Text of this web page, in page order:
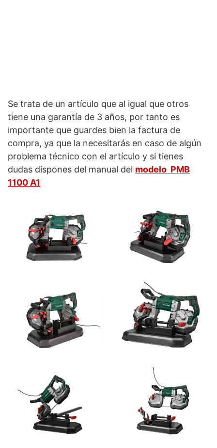
Se trata de un artículo que al igual que otros
tiene una garantía de 3 años, por tanto es
importante que guardes bien la factura de
compra, ya que la necesitarás en caso de algún
problema técnico con el artículo y si tienes
dudas dispones del manual del modelo PMB
1100 A1